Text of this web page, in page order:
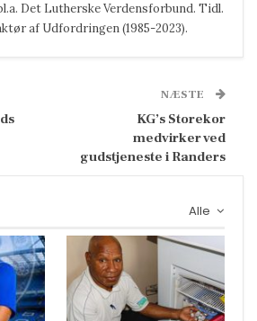
Det Lutherske Verdensforbund. Tidl.
af Udfordringen (1985-2023).
NÆSTE
KG’s Storekor
medvirker ved
gudstjeneste i Randers
Alle